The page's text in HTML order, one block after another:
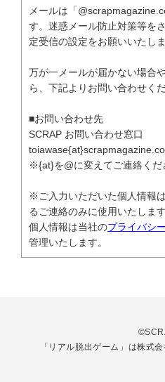
メールは「
す。迷惑メール防止対策等を
定受信の設定をお願いいたしま
万が一メールが届かない場合
ら、下記よりお問い合わせくだ
■お問い合わせ先
SCRAP お問い合わせ窓口
※{at}を@に変えてご連絡くだ
※ご入力いただいた個人情報
るご連絡のみに使用いたします
個人情報は当社のプライバシ
管理いたします。
「リアル脱出ゲーム」は株式